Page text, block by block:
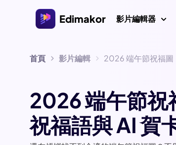
Edimakor 影片編輯器
平台
Windows 影片編輯器
適用於 Windows 11/10的AI 影片編輯器，擁
媒體資源。
Mac 影片編輯器
探索所有 AI 功能
影片創作者
首頁 影片編輯 2026 端午節祝福圖
2026 端午節祝
祝福語與 AI 賀